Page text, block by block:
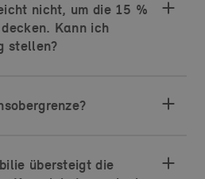
nicht, um die 15 %
Kann ich
stellen?
übersteigt die